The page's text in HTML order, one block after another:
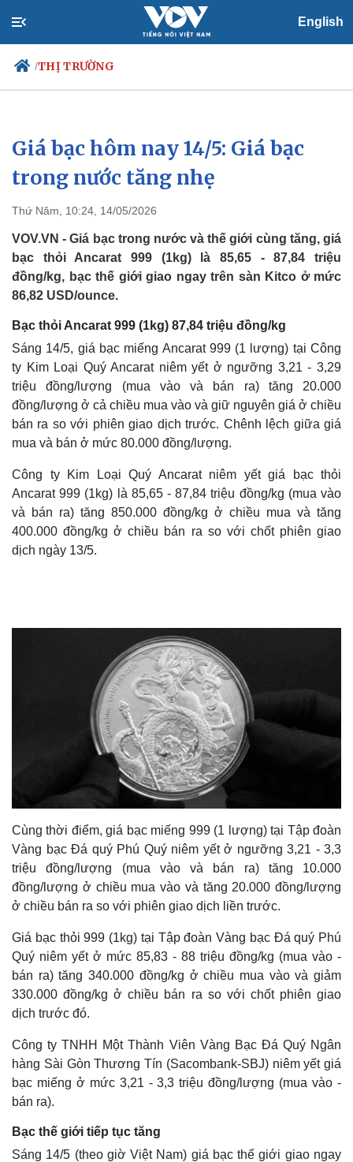
English
/THỊ TRƯỜNG
Chính trị
Tổ chức nhân sự
Nhận diện sự thật
Xã hội
Tin 24h
Dự báo thời tiết
Việc làm
Biển đảo
Giá bạc hôm nay 14/5: Giá bạc
trong nước tăng nhẹ
Thứ Năm, 10:24, 14/05/2026
VOV.VN - Giá bạc trong nước và thế giới cùng tăng, giá
bạc thỏi Ancarat 999 (1kg) là 85,65 - 87,84 triệu
đồng/kg, bạc thế giới giao ngay trên sàn Kitco ở mức
86,82 USD/ounce.
Bạc thỏi Ancarat 999 (1kg) 87,84 triệu đồng/kg
Sáng 14/5, giá bạc miếng Ancarat 999 (1 lượng) tại Công
ty Kim Loại Quý Ancarat niêm yết ở ngưỡng 3,21 - 3,29
triệu đồng/lượng (mua vào và bán ra) tăng 20.000
đồng/lượng ở cả chiều mua vào và giữ nguyên giá ở chiều
bán ra so với phiên giao dịch trước. Chênh lệch giữa giá
mua và bán ở mức 80.000 đồng/lượng.
Công ty Kim Loại Quý Ancarat niêm yết giá bạc thỏi
Ancarat 999 (1kg) là 85,65 - 87,84 triệu đồng/kg (mua vào
và bán ra) tăng 850.000 đồng/kg ở chiều mua và tăng
400.000 đồng/kg ở chiều bán ra so với chốt phiên giao
dịch ngày 13/5.
Cùng thời điểm, giá bạc miếng 999 (1 lượng) tại Tập đoàn
Vàng bạc Đá quý Phú Quý niêm yết ở ngưỡng 3,21 - 3,3
triệu đồng/lượng (mua vào và bán ra) tăng 10.000
đồng/lượng ở chiều mua vào và tăng 20.000 đồng/lượng
ở chiều bán ra so với phiên giao dịch liền trước.
Giá bạc thỏi 999 (1kg) tại Tập đoàn Vàng bạc Đá quý Phú
Quý niêm yết ở mức 85,83 - 88 triệu đồng/kg (mua vào -
bán ra) tăng 340.000 đồng/kg ở chiều mua vào và giảm
330.000 đồng/kg ở chiều bán ra so với chốt phiên giao
dịch trước đó.
Công ty TNHH Một Thành Viên Vàng Bạc Đá Quý Ngân
hàng Sài Gòn Thương Tín (Sacombank-SBJ) niêm yết giá
bạc miếng ở mức 3,21 - 3,3 triệu đồng/lượng (mua vào -
bán ra).
Bạc thế giới tiếp tục tăng
Sáng 14/5 (theo giờ Việt Nam) giá bạc thế giới giao ngay